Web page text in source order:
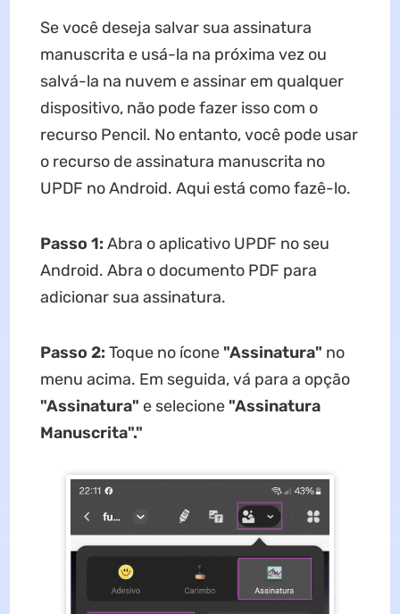
Se você deseja salvar sua assinatura
manuscrita e usá-la na próxima vez ou
salvá-la na nuvem e assinar em qualquer
dispositivo, não pode fazer isso com o
recurso Pencil. No entanto, você pode usar
o recurso de assinatura manuscrita no
UPDF no Android. Aqui está como fazê-lo.
Passo 1: Abra o aplicativo UPDF no seu
Android. Abra o documento PDF para
adicionar sua assinatura.
Passo 2: Toque no ícone "Assinatura" no
menu acima. Em seguida, vá para a opção
"Assinatura" e selecione "Assinatura
Manuscrita"."